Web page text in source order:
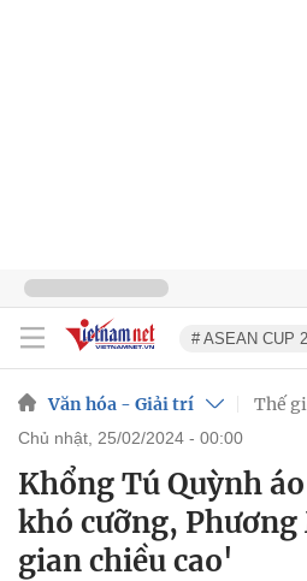
# ASEAN CUP
Văn hóa - Giải trí Thế
chủ nhật, 25/02/2024 - 00:00
Khổng Tú Quỳnh
khó cưỡng,
gian chiều cao'